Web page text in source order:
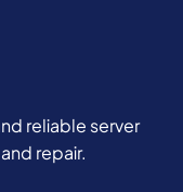
reliable server
repair.